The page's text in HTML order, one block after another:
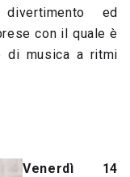
ed
con il quale è
di musica a ritmi
Venerdì 14